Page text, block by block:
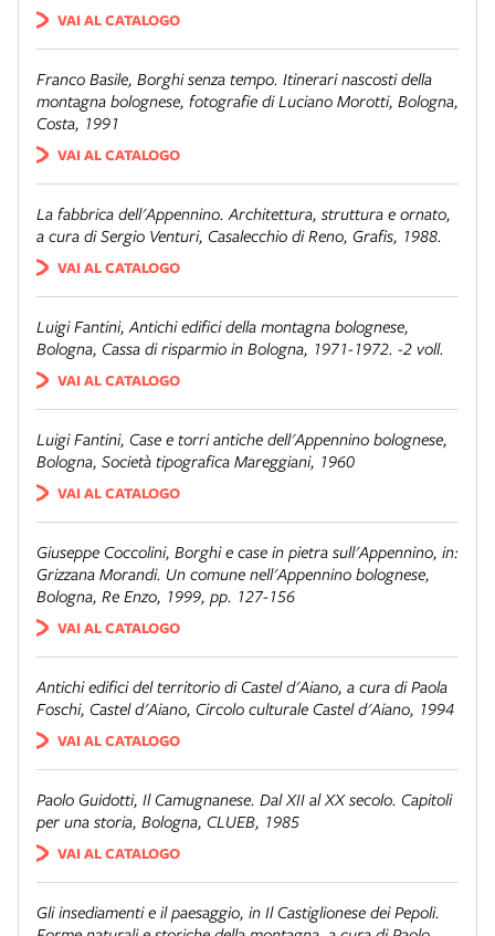
VAI AL CATALOGO
Franco Basile, Borghi senza tempo. Itinerari nascosti della
montagna bolognese, fotografie di Luciano Morotti, Bologna,
Costa, 1991
VAI AL CATALOGO
La fabbrica dell'Appennino. Architettura, struttura e ornato,
a cura di Sergio Venturi, Casalecchio di Reno, Grafis, 1988.
VAI AL CATALOGO
Luigi Fantini,Antichi edifici della montagna bolognese,
Bologna, Cassa di risparmio in Bologna, 1971-1972. -2 voll.
VAI AL CATALOGO
Luigi Fantini, Case e torri antiche dell'Appennino bolognese,
Bologna, Società tipografica Mareggiani, 1960
VAI AL CATALOGO
Giuseppe Coccolini, Borghi e case in pietra sull'Appennino, in:
Grizzana Morandi. Un comune nell'Appennino bolognese,
Bologna, Re Enzo, 1999, pp. 127-156
VAI AL CATALOGO
Antichi edifici del territorio di Castel d'Aiano, a cura di Paola
Foschi, Castel d'Aiano, Circolo culturale Castel d'Aiano, 1994
VAI AL CATALOGO
Paolo Guidotti, Il Camugnanese. Dal XII al XX secolo. Capitoli
per una storia, Bologna, CLUEB, 1985
VAI AL CATALOGO
Gli insediamenti e il paesaggio, in Il Castiglionese dei Pepoli.